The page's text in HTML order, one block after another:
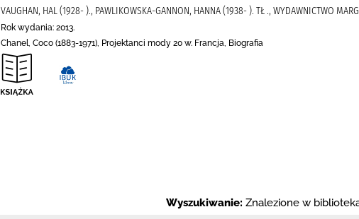
VAUGHAN, HAL (1928- )., PAWLIKOWSKA-GANNON, HANNA (1938- ). TŁ ., WYDAWNICTWO
Rok wydania: 2013.
Chanel, Coco (1883-1971), Projektanci mody 20 w. Francja, Biografia
Wyszukiwanie: Znalezione w